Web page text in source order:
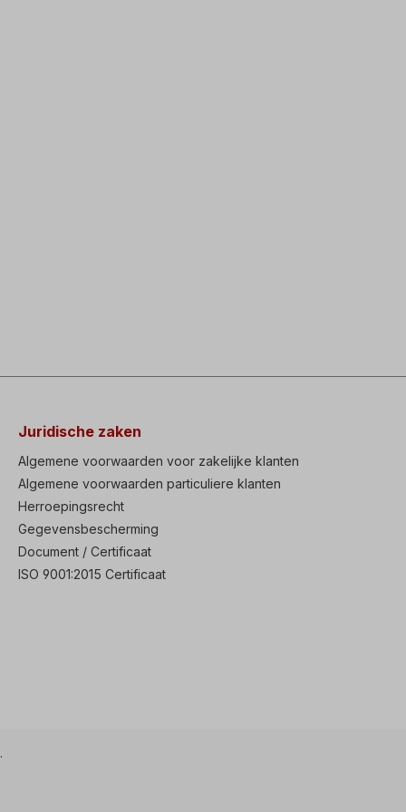
Juridische zaken
Algemene voorwaarden voor zakelijke klanten
Algemene voorwaarden particuliere klanten
Herroepingsrecht
Gegevensbescherming
Document / Certificaat
ISO 9001:2015 Certificaat